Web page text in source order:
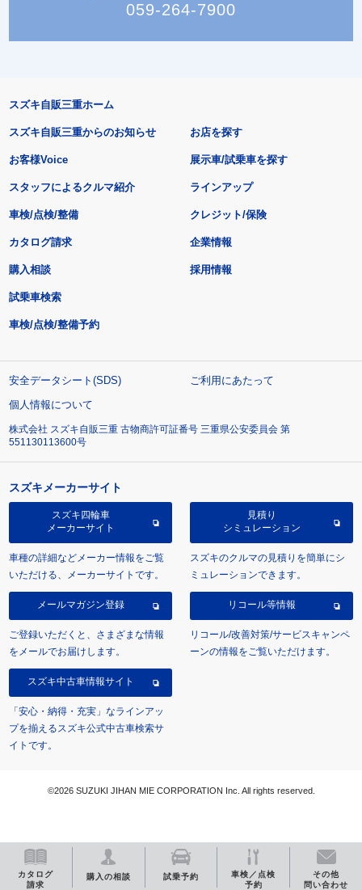
059-264-7900
カタログ
請求
購入の相談 試乗予約
車検／点検
予約
その他
問い合わせ
スズキ自販三重ホーム
スズキ自販三重からのお知らせ
お客様Voice
スタッフによるクルマ紹介
お店を探す
展示車/試乗車を探す
ラインアップ
車検/点検/整備 クレジット/保険
カタログ請求
購入相談
試乗車検索
車検/点検/整備予約
企業情報
採用情報
安全データシート(SDS)
ご利用にあたって
個人情報について
株式会社 スズキ自販三重 古物商許可証番号 三重県公安委員会 第
551130113600号
スズキメーカーサイト
スズキ四輪車
メーカーサイト
車種の詳細などメーカー情報をご覧
いただける、メーカーサイトです。
見積り
シミュレーション
スズキのクルマの見積りを簡単にシ
ミュレーションできます。
メールマガジン登録
ご登録いただくと、さまざまな情報
をメールでお届けします。
リコール等情報
リコール/改善対策/サービスキャンペ
ーンの情報をご覧いただけます。
スズキ中古車情報サイト
「安心・納得・充実」なラインアッ
プを揃えるスズキ公式中古車検索サ
イトです。
©2026 SUZUKI JIHAN MIE CORPORATION Inc. All rights reserved.